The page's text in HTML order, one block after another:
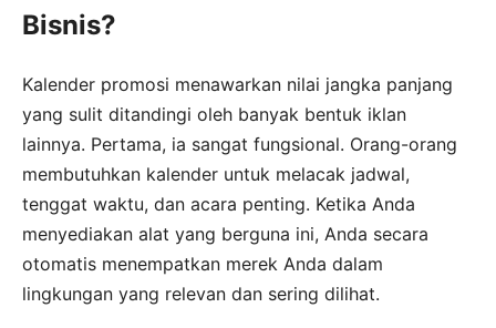
Bisnis?
Kalender promosi menawarkan nilai jangka panjang
yang sulit ditandingi oleh banyak bentuk iklan
lainnya. Pertama, ia sangat fungsional. Orang-orang
membutuhkan kalender untuk melacak jadwal,
tenggat waktu, dan acara penting. Ketika Anda
menyediakan alat yang berguna ini, Anda secara
otomatis menempatkan merek Anda dalam
lingkungan yang relevan dan sering dilihat.